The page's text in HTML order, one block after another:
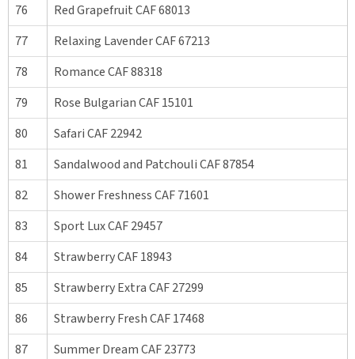
76
Red Grapefruit CAF 68013
77
Relaxing Lavender CAF 67213
78
Romance CAF 88318
79
Rose Bulgarian CAF 15101
80
Safari CAF 22942
81
Sandalwood and Patchouli CAF 87854
82
Shower Freshness CAF 71601
83
Sport Lux CAF 29457
84
Strawberry CAF 18943
85
Strawberry Extra CAF 27299
86
Strawberry Fresh CAF 17468
87
Summer Dream CAF 23773